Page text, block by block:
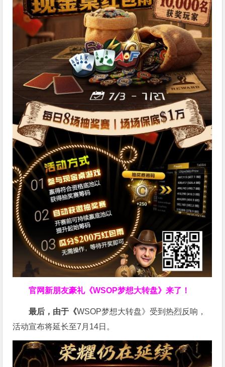
官网新朋友豪礼《WSOP梦想大转盘》来了！
最后，由于《WSOP梦想大转盘》受到热烈反响，
活动宣布将延长至7月14日。